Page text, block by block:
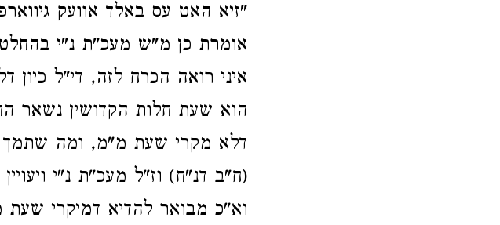
"זיא האט עס באלד אוועק
אומרת כן מ"ש מעכ"ת נ"י
איני רואה הכרח לזה, די"ל
הוא שעת חלות הקדושין נשאר
דלא מקרי שעת מ"מ, ומה שתמך
(ח"ב דנ"ח) וז"ל מעכ"ת נ"י
וא"כ מבואר להדיא דמיקרי